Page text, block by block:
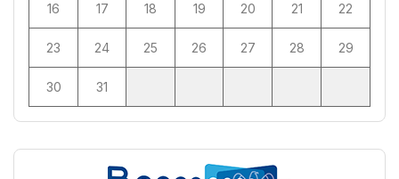
16 17 18 19 20 21 22
23 24 25 26 27 28 29
30 31